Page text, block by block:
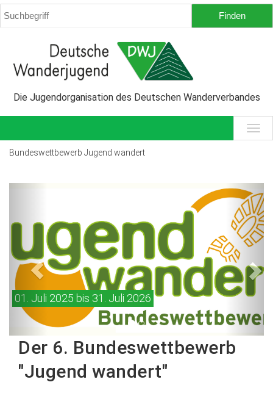
Die Jugendorganisation des Deutschen Wanderverbandes
Bundeswettbewerb Jugend wandert
01. Juli 2025 bis 31. Juli 2026
Next
Der 6. Bundeswettbewerb
"Jugend wandert"